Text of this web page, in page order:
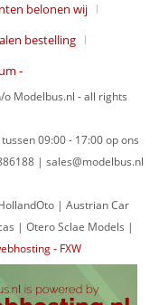
belonen wij
bestelling
-
Modelbus.nl - all rights
09:00 - 17:00 op ons
| sales@modelbus.nl
| Austrian Car
| Otero Sclae Models |
- FXW